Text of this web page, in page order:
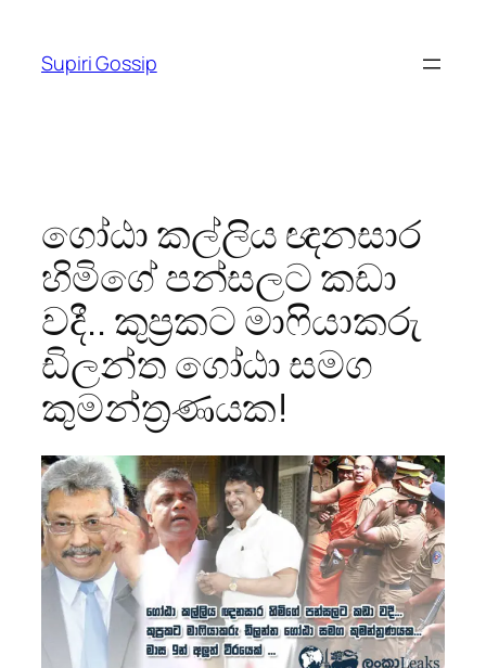
content
Supiri Gossip
ගෝඨා කල්ලිය ඥනසාර
හිමිගේ පන්සලට කඩා
වදී.. කුප්‍රකට මාෆියාකරු
ඩිලන්ත ගෝඨා සමග
කුමන්ත්‍රණයක!